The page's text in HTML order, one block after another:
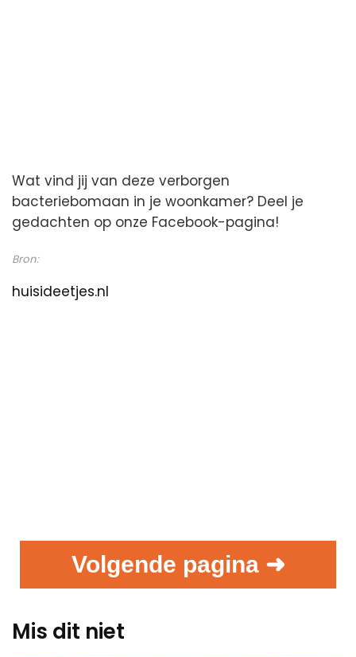
Wat vind jij van deze verborgen
bacteriebomaan in je woonkamer? Deel je
gedachten op onze Facebook-pagina!
Bron:
huisideetjes.nl
Volgende pagina ➜
Mis dit niet